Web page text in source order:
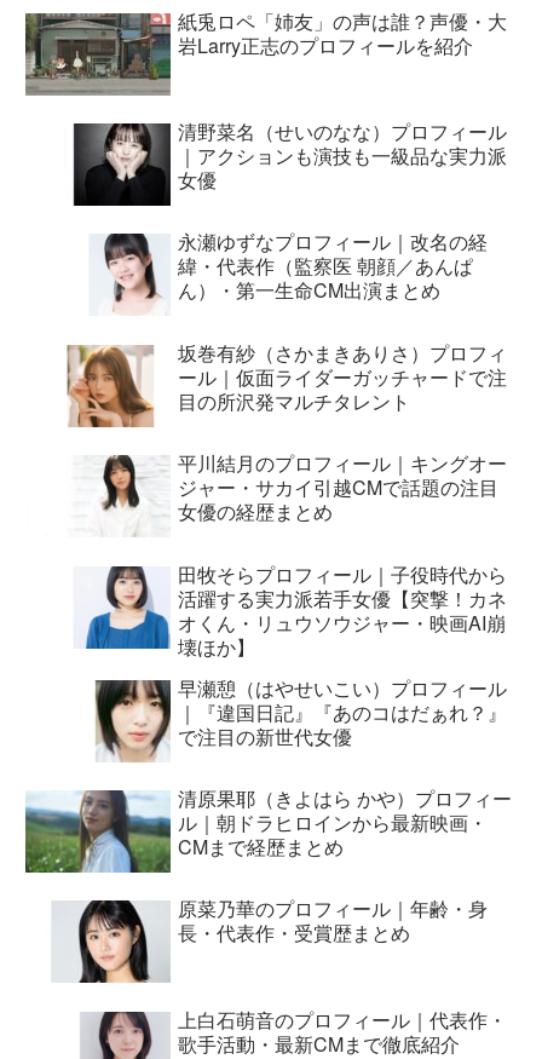
紙兎ロペ「姉友」の声は誰？声優・大
岩Larry正志のプロフィールを紹介
清野菜名（せいのなな）プロフィール
｜アクションも演技も一級品な実力派
女優
永瀬ゆずなプロフィール｜改名の経
緯・代表作（監察医 朝顔／あんぱ
ん）・第一生命CM出演まとめ
坂巻有紗（さかまきありさ）プロフィ
ール｜仮面ライダーガッチャードで注
目の所沢発マルチタレント
平川結月のプロフィール｜キングオー
ジャー・サカイ引越CMで話題の注目
女優の経歴まとめ
田牧そらプロフィール｜子役時代から
活躍する実力派若手女優【突撃！カネ
オくん・リュウソウジャー・映画AI崩
壊ほか】
早瀬憩（はやせいこい）プロフィール
｜『違国日記』『あのコはだぁれ？』
で注目の新世代女優
清原果耶（きよはら かや）プロフィー
ル｜朝ドラヒロインから最新映画・
CMまで経歴まとめ
原菜乃華のプロフィール｜年齢・身
長・代表作・受賞歴まとめ
上白石萌音のプロフィール｜代表作・
歌手活動・最新CMまで徹底紹介